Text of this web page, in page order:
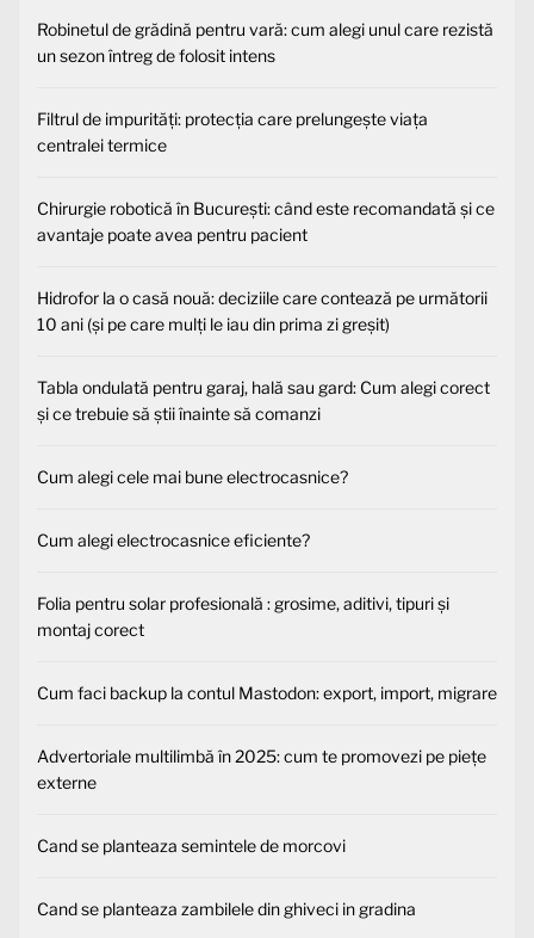
Robinetul de grădină pentru vară: cum alegi unul care rezistă
un sezon întreg de folosit intens
Filtrul de impurități: protecția care prelungește viața
centralei termice
Chirurgie robotică în București: când este recomandată și ce
avantaje poate avea pentru pacient
Hidrofor la o casă nouă: deciziile care contează pe următorii
10 ani (și pe care mulți le iau din prima zi greșit)
Tabla ondulată pentru garaj, hală sau gard: Cum alegi corect
și ce trebuie să știi înainte să comanzi
Cum alegi cele mai bune electrocasnice?
Cum alegi electrocasnice eficiente?
Folia pentru solar profesională : grosime, aditivi, tipuri și
montaj corect
Cum faci backup la contul Mastodon: export, import, migrare
Advertoriale multilimbă în 2025: cum te promovezi pe piețe
externe
Cand se planteaza semintele de morcovi
Cand se planteaza zambilele din ghiveci in gradina